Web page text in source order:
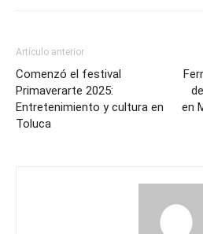
Artículo anterior
Comenzó el festival
Primaverarte 2025:
Entretenimiento y cultura en
Toluca
en